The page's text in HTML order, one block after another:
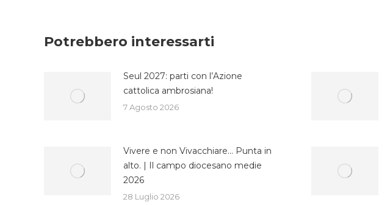
Potrebbero interessarti
Seul 2027: parti con l’Azione
cattolica ambrosiana!
7 Agosto 2026
Vivere e non Vivacchiare… Punta in
alto. | Il campo diocesano medie
2026
28 Luglio 2026